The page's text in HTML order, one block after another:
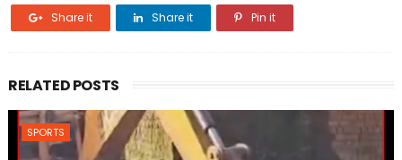
Share it Share it Pin it
RELATED POSTS
SPORTS